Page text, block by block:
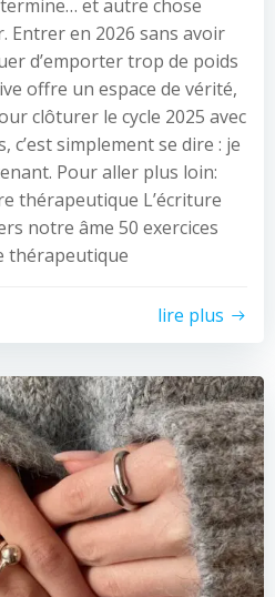
et autre chose
Entrer en 2026 sans avoir
d’emporter trop de poids
offre un espace de vérité,
clôturer le cycle 2025 avec
c’est simplement se dire : je
Pour aller plus loin:
thérapeutique L’écriture
notre âme 50 exercices
thérapeutique
lire plus